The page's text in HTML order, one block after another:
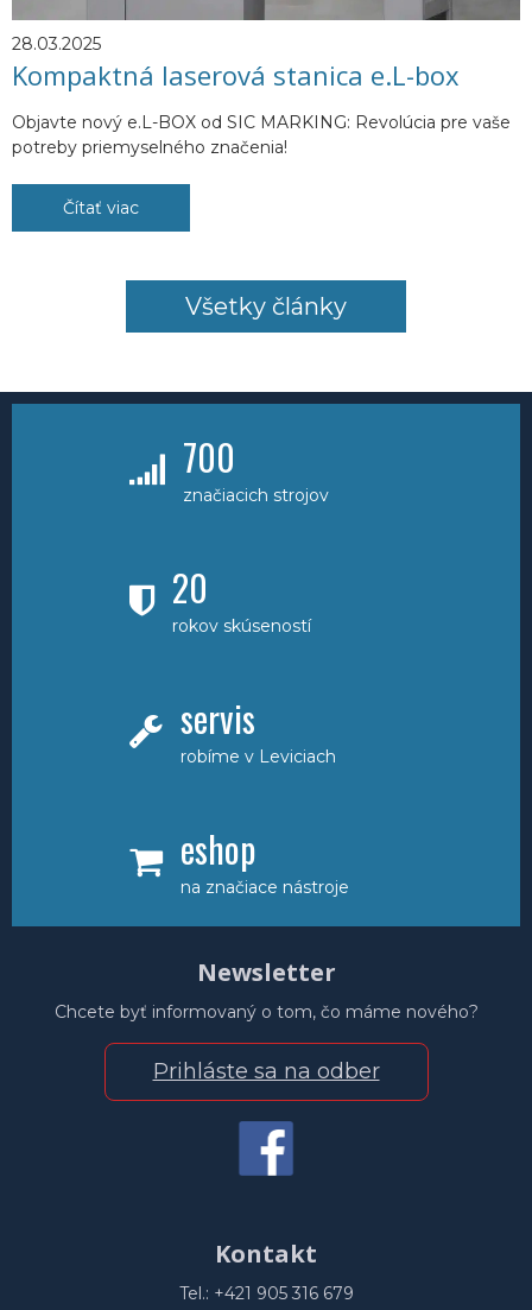
28.03.2025
Kompaktná laserová stanica e.L-box
Objavte nový e.L-BOX od SIC MARKING: Revolúcia pre vaše
potreby priemyselného značenia!
Čítať viac
Všetky články
700
značiacich strojov
20
rokov skúseností
servis
robíme v Leviciach
eshop
na značiace nástroje
Newsletter
Chcete byť informovaný o tom, čo máme nového?
Prihláste sa na odber
Kontakt
Tel.: +421 905 316 679